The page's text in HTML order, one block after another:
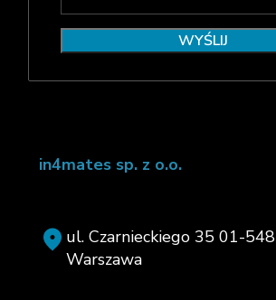
in4mates sp. z o.o.
ul. Czarnieckiego 35 01-548
Warszawa